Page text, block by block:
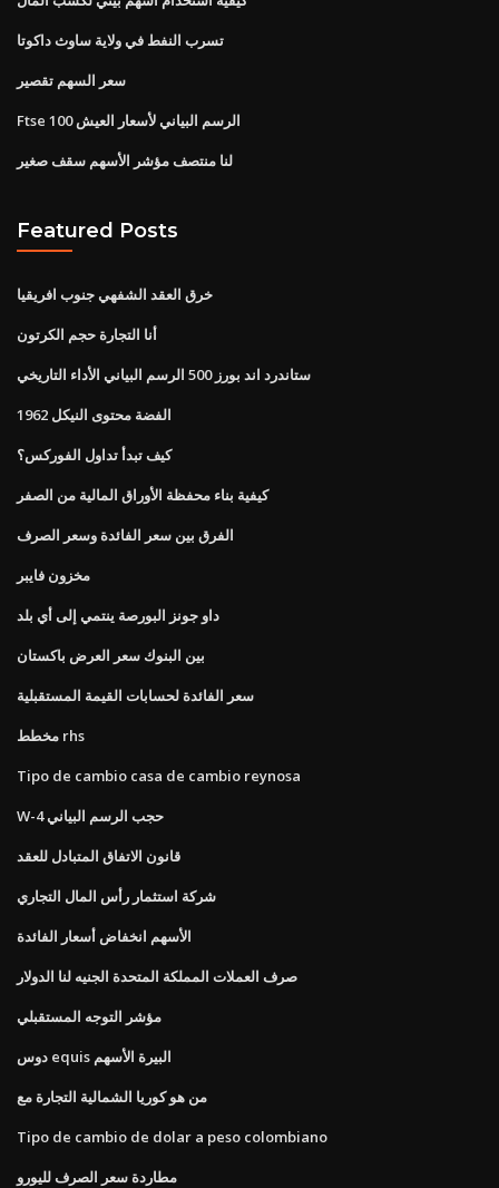
تسرب النفط في ولاية ساوث داكوتا
سعر السهم تقصير
Ftse 100 الرسم البياني لأسعار العيش
لنا منتصف مؤشر الأسهم سقف صغير
Featured Posts
خرق العقد الشفهي جنوب افريقيا
أنا التجارة حجم الكرتون
ستاندرد اند بورز 500 الرسم البياني الأداء التاريخي
1962 الفضة محتوى النيكل
كيف تبدأ تداول الفوركس؟
كيفية بناء محفظة الأوراق المالية من الصفر
الفرق بين سعر الفائدة وسعر الصرف
مخزون فايبر
داو جونز البورصة ينتمي إلى أي بلد
بين البنوك سعر العرض باكستان
سعر الفائدة لحسابات القيمة المستقبلية
مخطط rhs
Tipo de cambio casa de cambio reynosa
W-4 حجب الرسم البياني
قانون الاتفاق المتبادل للعقد
شركة استثمار رأس المال التجاري
الأسهم انخفاض أسعار الفائدة
صرف العملات المملكة المتحدة الجنيه لنا الدولار
مؤشر التوجه المستقبلي
دوس equis البيرة الأسهم
من هو كوريا الشمالية التجارة مع
Tipo de cambio de dolar a peso colombiano
مطاردة سعر الصرف لليورو